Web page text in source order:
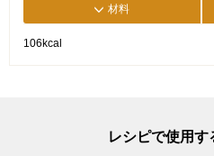
材料
106kcal
レシピで使用す